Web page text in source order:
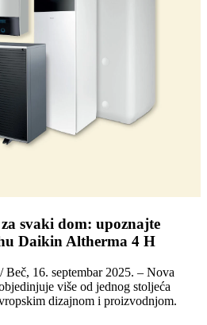
svaki dom: upoznajte
Daikin Altherma 4 H
16. septembar 2025. – Nova
više od jednog stoljeća
dizajnom i proizvodnjom.